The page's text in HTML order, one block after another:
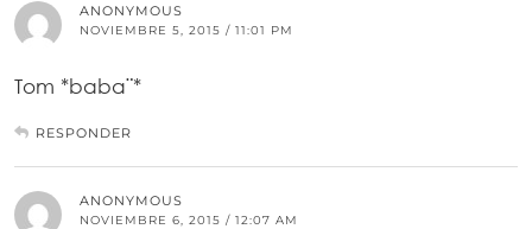
ANONYMOUS
NOVIEMBRE 5, 2015 / 11:01 PM
Tom *baba¨*
RESPONDER
ANONYMOUS
NOVIEMBRE 6, 2015 / 12:07 AM